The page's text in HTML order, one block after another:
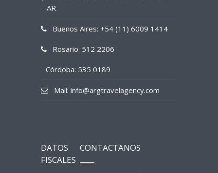
– AR
Buenos Aires: +54 (11) 6009 1414
Rosario: 512 2206
Córdoba: 535 0189
Mail: info@argtravelagency.com
DATOS
FISCALES
CONTACTANOS